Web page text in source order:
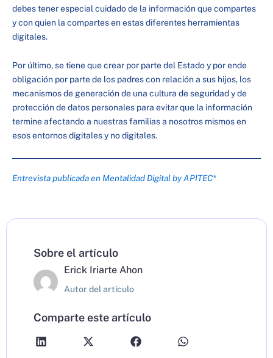
debes tener especial cuidado de la información que compartes
y con quien la compartes en estas diferentes herramientas
digitales.
Por último, se tiene que crear por parte del Estado y por ende
obligación por parte de los padres con relación a sus hijos, los
mecanismos de generación de una cultura de seguridad y de
protección de datos personales para evitar que la información
termine afectando a nuestras familias a nosotros mismos en
esos entornos digitales y no digitales.
Entrevista publicada en Mentalidad Digital by APITEC*
Sobre el artículo
Erick Iriarte Ahon
Autor del artículo
Comparte este artículo